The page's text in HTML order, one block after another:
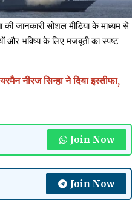
जानकारी सोशल मीडिया के माध्यम से
और भविष्य के लिए मजबूती का स्पष्ट
नीरज सिन्हा ने दिया इस्तीफा,
Join Now
Join Now